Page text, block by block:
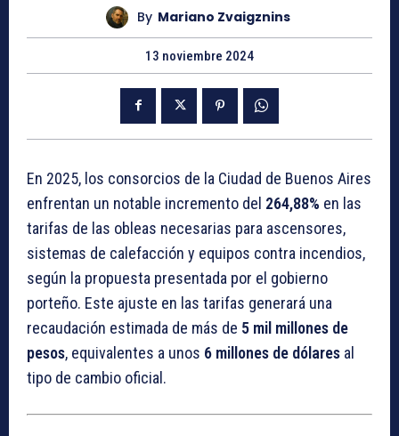
By Mariano Zvaigznins
13 noviembre 2024
En 2025, los consorcios de la Ciudad de Buenos Aires
enfrentan un notable incremento del 264,88% en las
tarifas de las obleas necesarias para ascensores,
sistemas de calefacción y equipos contra incendios,
según la propuesta presentada por el gobierno
porteño. Este ajuste en las tarifas generará una
recaudación estimada de más de 5 mil millones de
pesos, equivalentes a unos 6 millones de dólares al
tipo de cambio oficial.